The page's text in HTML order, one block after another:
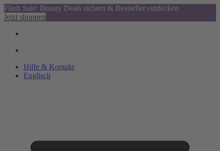
Flash Sale: Beauty Deals sichern & Bestseller entdecken
Jetzt shoppen
Hilfe & Kontakt
Englisch